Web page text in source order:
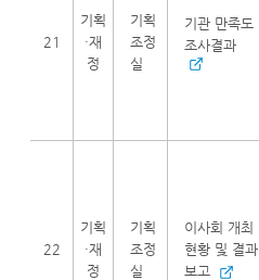
21
기획
·재
정
기획
조정
실
기관 만족도
조사결과
22
기획
·재
정
기획
조정
실
이사회 개최
현황 및 결과
보고